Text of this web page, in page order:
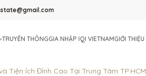
TRUYỀN THÔNGGIA NHẬP IQI VIETNAMGIỚI THIỆU
Tiện Ích Đỉnh Cao Tại Trung Tâm TP.HCM